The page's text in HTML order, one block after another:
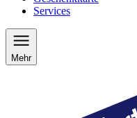
Services
Mehr